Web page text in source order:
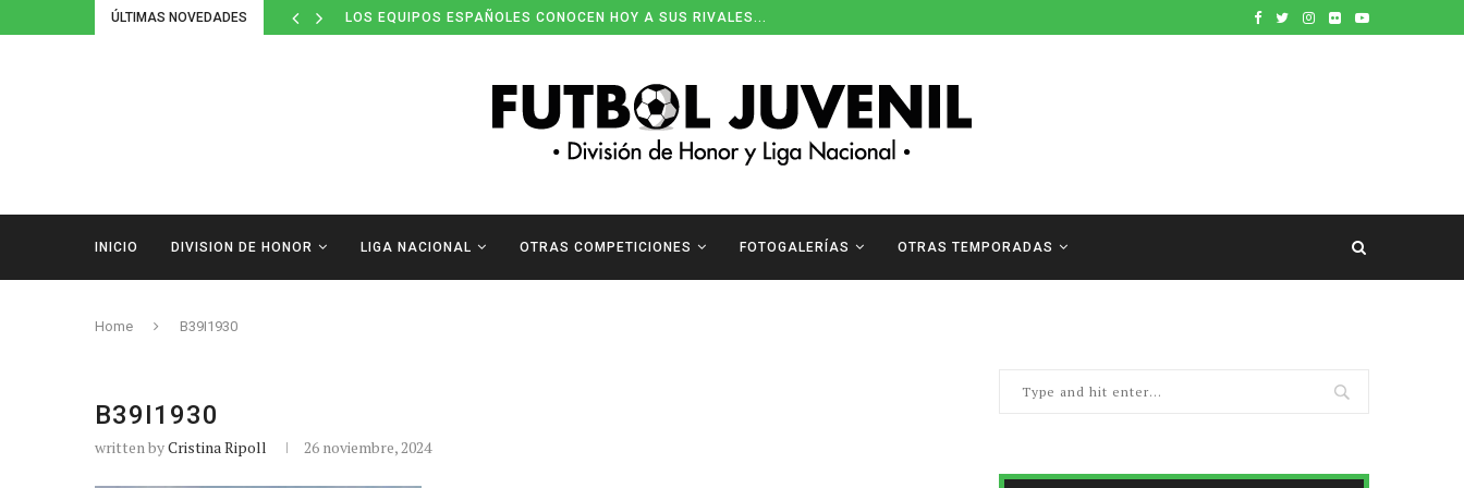
ÚLTIMAS NOVEDADES LOS EQUIPOS ESPAÑOLES CONOCEN HOY A SUS RIVALES...
INICIO DIVISION DE HONOR LIGA NACIONAL OTRAS COMPETICIONES FOTOGALERÍAS OTRAS TEMPORADAS
Home B39I1930
B39I1930
written byCristina Ripoll 26 noviembre, 2024